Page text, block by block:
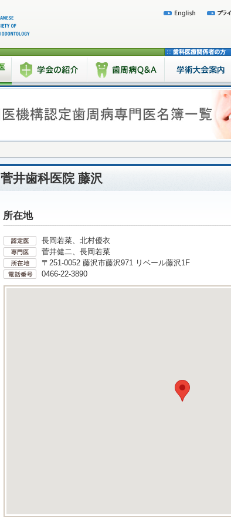
菅井歯科医院 藤沢
所在地
長岡若菜、北村優衣
菅井健二、長岡若菜
〒251-0052 藤沢市藤沢971 リベール藤沢1F
0466-22-3890